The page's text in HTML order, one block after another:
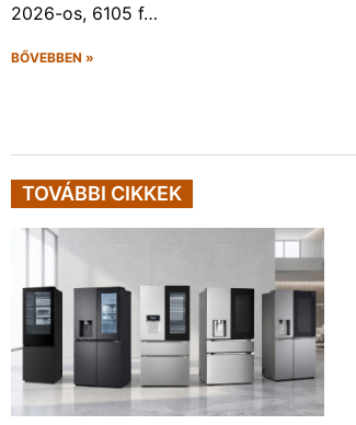
2026-os, 6105 f…
BŐVEBBEN »
TOVÁBBI CIKKEK